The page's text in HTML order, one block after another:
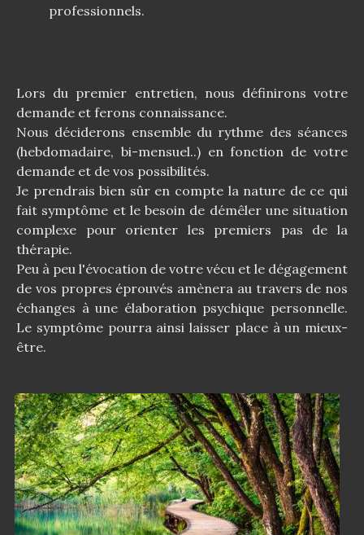
professionnels.
Lors du premier entretien, nous définirons votre
demande et ferons connaissance.
Nous déciderons ensemble du rythme des séances
(hebdomadaire, bi-mensuel..) en fonction de votre
demande et de vos possibilités.
Je prendrais bien sûr en compte la nature de ce qui
fait symptôme et le besoin de démêler une situation
complexe pour orienter les premiers pas de la
thérapie.
Peu à peu l'évocation de votre vécu et le dégagement
de vos propres éprouvés amènera au travers de nos
échanges à une élaboration psychique personnelle.
Le symptôme pourra ainsi laisser place à un mieux-
être.